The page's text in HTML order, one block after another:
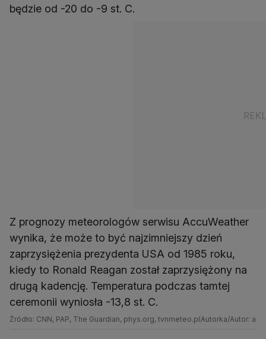
będzie od -20 do -9 st. C.
Z prognozy meteorologów serwisu AccuWeather
wynika, że może to być najzimniejszy dzień
zaprzysiężenia prezydenta USA od 1985 roku,
kiedy to Ronald Reagan został zaprzysiężony na
drugą kadencję. Temperatura podczas tamtej
ceremonii wyniosła -13,8 st. C.
Źródło: CNN, PAP, The Guardian, phys.org, tvnmeteo.plAutorka/Autor: